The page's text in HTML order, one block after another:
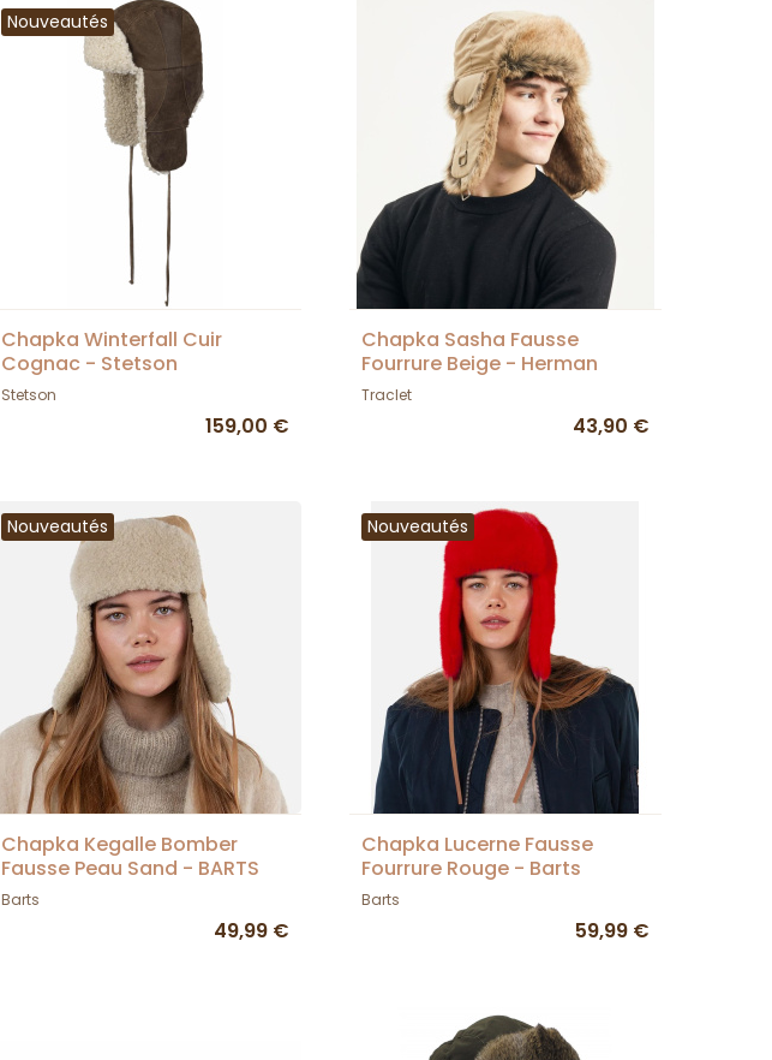
Nouveautés
Chapka Winterfall Cuir
Cognac - Stetson
Stetson
159,00 €
Chapka Sasha Fausse
Fourrure Beige - Herman
Traclet
43,90 €
Nouveautés
Chapka Kegalle Bomber
Fausse Peau Sand - BARTS
Barts
49,99 €
Nouveautés
Chapka Lucerne Fausse
Fourrure Rouge - Barts
Barts
59,99 €